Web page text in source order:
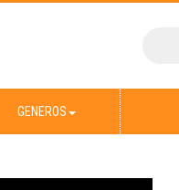
GENEROS